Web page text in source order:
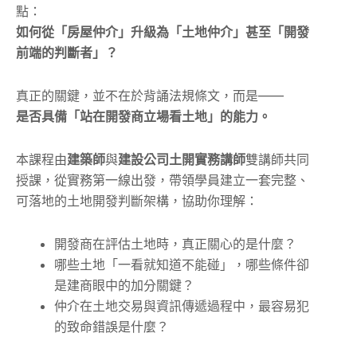
點：
如何從「房屋仲介」升級為「土地仲介」甚至「開發
前端的判斷者」？
真正的關鍵，並不在於背誦法規條文，而是——
是否具備「站在開發商立場看土地」的能力。
本課程由建築師與建設公司土開實務講師雙講師共同
授課，從實務第一線出發，帶領學員建立一套完整、
可落地的土地開發判斷架構，協助你理解：
開發商在評估土地時，真正關心的是什麼？
哪些土地「一看就知道不能碰」，哪些條件卻
是建商眼中的加分關鍵？
仲介在土地交易與資訊傳遞過程中，最容易犯
的致命錯誤是什麼？